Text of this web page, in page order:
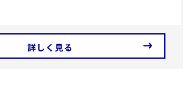
詳しく見る